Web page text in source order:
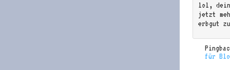
lol, dein
jetzt
erbgut
für